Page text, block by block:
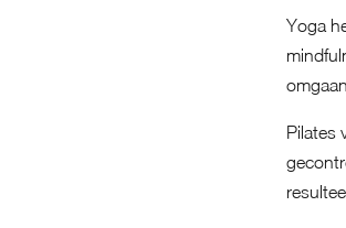
Yoga
Pilates